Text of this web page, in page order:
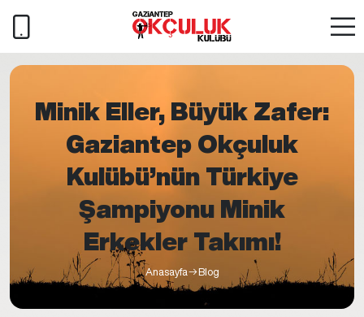
Minik Eller, Büyük Zafer:
Gaziantep Okçuluk
Kulübü’nün Türkiye
Şampiyonu Minik
Erkekler Takımı!
Anasayfa Blog